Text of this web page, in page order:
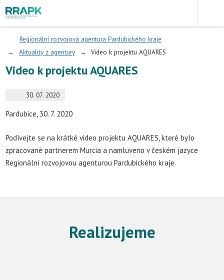
Regionální rozvojová agentura Pardubického kraje
Aktuality z agentury
Video k projektu AQUARES
Video k projektu AQUARES
30. 07. 2020
Pardubice, 30. 7. 2020
Podívejte se na krátké video projektu AQUARES, které bylo
zpracované partnerem Murcia a namluveno v českém jazyce
Regionální rozvojovou agenturou Pardubického kraje.
Realizujeme